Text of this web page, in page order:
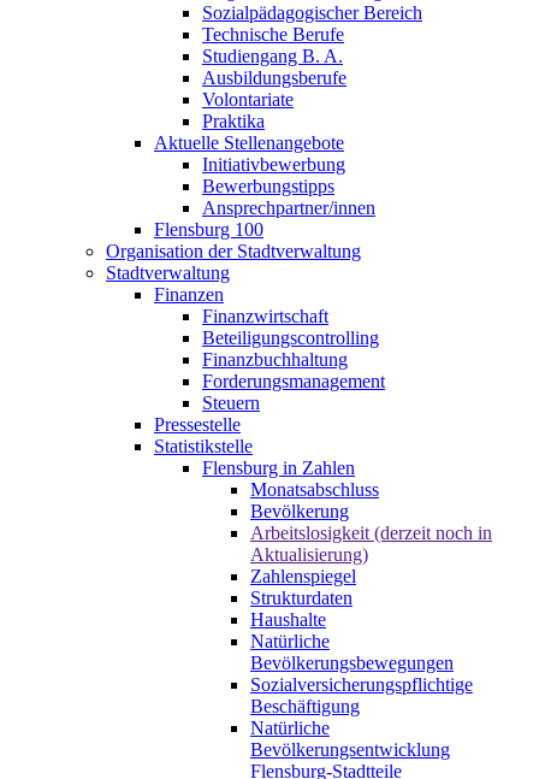
Sozialpädagogischer Bereich
Technische Berufe
Studiengang B. A.
Ausbildungsberufe
Volontariate
Praktika
Aktuelle Stellenangebote
Initiativbewerbung
Bewerbungstipps
Ansprechpartner/innen
Flensburg 100
Organisation der Stadtverwaltung
Stadtverwaltung
Finanzen
Finanzwirtschaft
Beteiligungscontrolling
Finanzbuchhaltung
Forderungsmanagement
Steuern
Pressestelle
Statistikstelle
Flensburg in Zahlen
Monatsabschluss
Bevölkerung
Arbeitslosigkeit (derzeit noch in
Aktualisierung)
Zahlenspiegel
Strukturdaten
Haushalte
Natürliche
Bevölkerungsbewegungen
Sozialversicherungspflichtige
Beschäftigung
Natürliche
Bevölkerungsentwicklung
Flensburg-Stadtteile